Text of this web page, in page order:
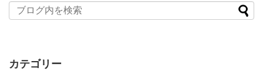
カテゴリー